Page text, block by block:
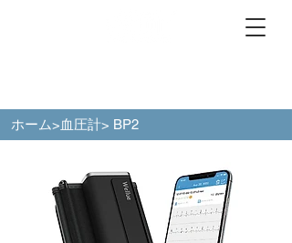
ホーム>血圧計> BP2